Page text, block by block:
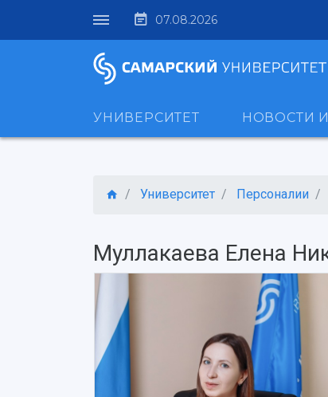
07.08.2026
УНИВЕРСИТЕТ НОВОСТИ
Университет Персоналии
Муллакаева Елена